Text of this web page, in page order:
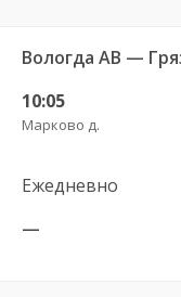
Вологда АВ —
10:05
Марково д.
Ежедневно
—